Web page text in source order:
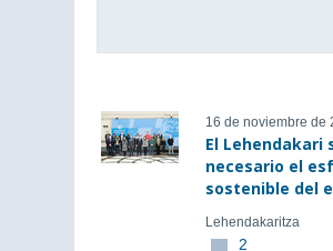
16 de noviembre de
El Lehendakari
necesario el
sostenible del
Lehendakaritza
2